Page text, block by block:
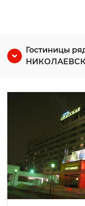
Гостиницы